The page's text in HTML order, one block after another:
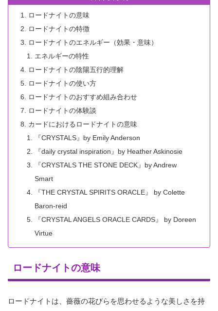
ロードナイトの意味
ロードナイトの特徴
ロードナイトのエネルギー（効果・意味）
エネルギーの特性
ロードナイトの陰陽五行的理解
ロードナイトの使い方
ロードナイトのおすすめ組み合わせ
ロードナイトの体験談
カードにおけるロードナイトの意味
『CRYSTALS』by Emily Anderson
『daily crystal inspiration』by Heather Askinosie
『CRYSTALS THE STONE DECK』by Andrew
Smart
『THE CRYSTAL SPIRITS ORACLE』 by Colette
Baron-reid
『CRYSTAL ANGELS ORACLE CARDS』 by Doreen
Virtue
ロードナイトの意味
ロードナイトは、薔薇の花びらを思わせるような美しさを持